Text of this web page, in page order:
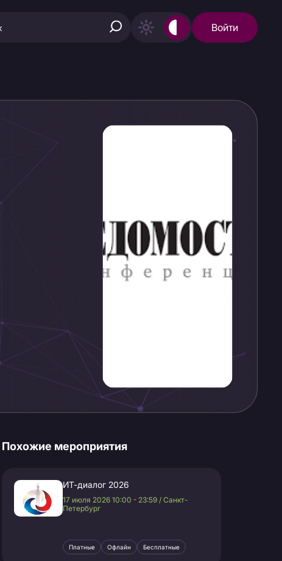
Войти
Похожие мероприятия
ИТ-диалог 2026
17 июля 2026 10:00 - 23:59 / Санкт-
Петербург
Платные Офлайн Бесплатные